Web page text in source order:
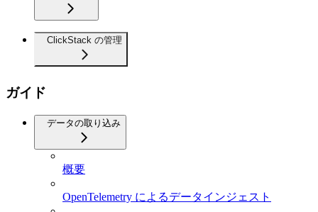
ClickStack の管理
ガイド
データの取り込み
概要
OpenTelemetry によるデータインジェスト